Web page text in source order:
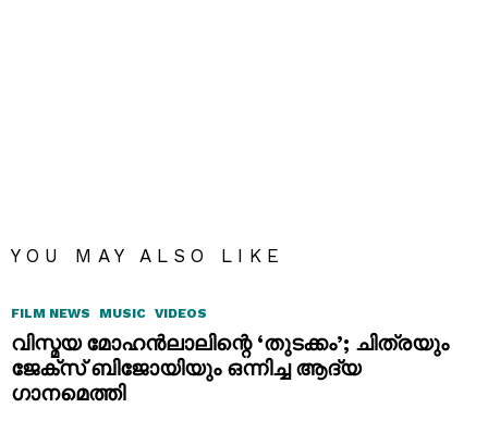
YOU MAY ALSO LIKE
FILM NEWS MUSIC VIDEOS
വിസ്മയ മോഹൻലാലിന്റെ ‘തുടക്കം’; ചിത്രയും
ജേക്സ് ബിജോയിയും ഒന്നിച്ച ആദ്യ
ഗാനമെത്തി